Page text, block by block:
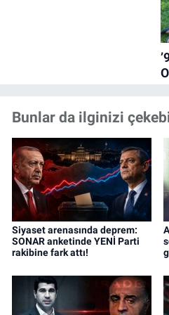
Bunlar da ilginizi
Siyaset arenasında deprem:
SONAR anketinde YENİ Parti
rakibine fark attı!